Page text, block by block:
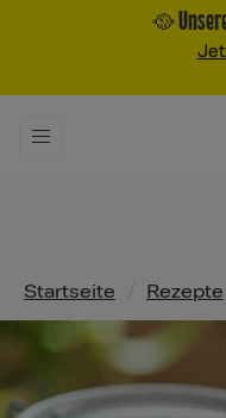
🥘
Pfadnavigation
Startseite Rezepte